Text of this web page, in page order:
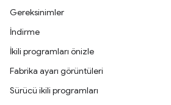
Gereksinimler
İndirme
İkili programları önizle
Fabrika ayarı görüntüleri
Sürücü ikili programları